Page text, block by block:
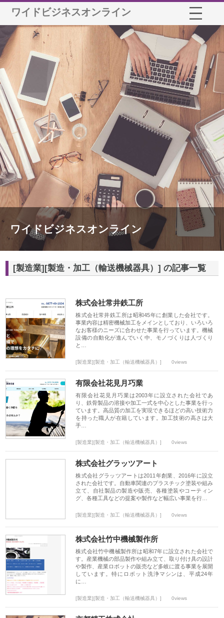
ワイドビジネスオンライン
ワイドビジネスオンライン
[製造業][製造・加工（輸送機械器具）] の記事一覧
株式会社常井鉄工所
株式会社常井鉄工所は昭和45年に創業した会社です。
事業内容は精密機械加工をメインとしており、いろいろ
なお客様のニーズに合わせた事業を行っています。機械
設備の自動化が進んでいく中、モノづくりは人づくり
と…
[製造業][製造・加工（輸送機械器具）] 0views
有限会社花見月巧業
有限会社花見月巧業は2003年に設立された会社であ
り、鉄骨製品の溶接や加工一式を中心とした事業を行っ
ています。高品質の加工を実現できるほどの高い技術力
を持った職人が在籍しています。加工技術の高さは大
手…
[製造業][製造・加工（輸送機械器具）] 0views
株式会社グラッツアート
株式会社グラッツアートは2011年創業、2016年に設立
された会社です。自動車関連のプラスチック塗装や組み
立て、自社製品の製造や販売、各種塗装やコーティン
グ、各種工具などの提案や製作など幅広い事業を行…
[製造業][製造・加工（輸送機械器具）] 0views
株式会社竹中機械製作所
株式会社竹中機械製作所は昭和7年に設立された会社で
す。産業機械の部品製作や組み立て、取り付け具の設計
や製作、産業ロボットの販売など多岐に渡る事業を展開
しています。特にロボット洗浄マシンは、平成24年
に…
[製造業][製造・加工（輸送機械器具）] 0views